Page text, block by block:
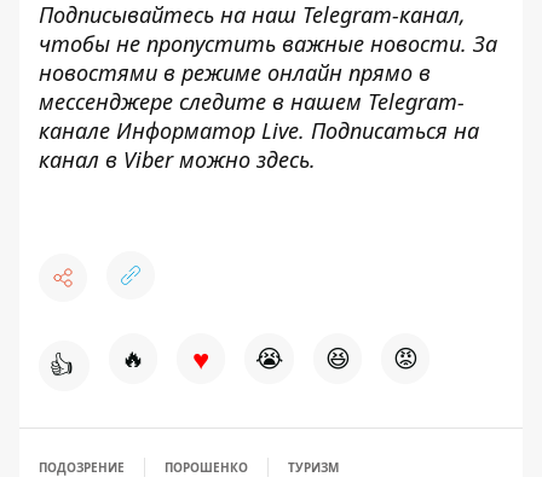
Подписывайтесь на наш Telegram-канал,
чтобы не пропустить важные новости. За
новостями в режиме онлайн прямо в
мессенджере следите в нашем Telegram-
канале Информатор Live. Подписаться на
канал в Viber можно здесь.
👍 🔥 ♥ 😭 😆 😡
ПОДОЗРЕНИЕ ПОРОШЕНКО ТУРИЗМ